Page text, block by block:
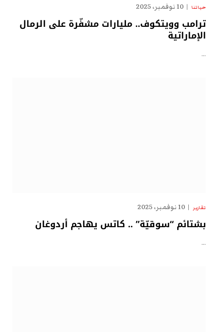
حياتنا 10 نوفمبر، 2025
ترامب وويتكوف.. مليارات مشفّرة على الرمال
الإماراتية
…
تقارير 10 نوفمبر، 2025
بشتائم “سوقيّة” .. كاتس يهاجم أردوغان
…